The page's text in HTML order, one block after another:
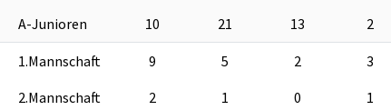
A-Junioren
10 21 13 2
1.Mannschaft 9 5 2 3
2.Mannschaft
2 1 0 1